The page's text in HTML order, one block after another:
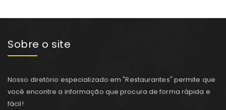
Sobre o site
Nosso diretório especializado em "Restaurantes" permite que
você encontre a informação que procura de forma rápida e
fácil!